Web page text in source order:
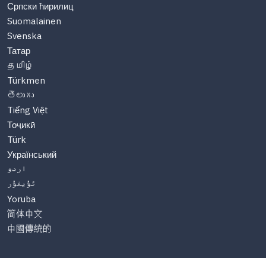
Српски ћирилиц
Suomalainen
Svenska
Татар
தமிழ்
Türkmen
తెలుగు
Tiếng Việt
Тоҷикӣ
Türk
Український
اردو
ئۇيغۇر
Yoruba
简体中文
中國傳統的